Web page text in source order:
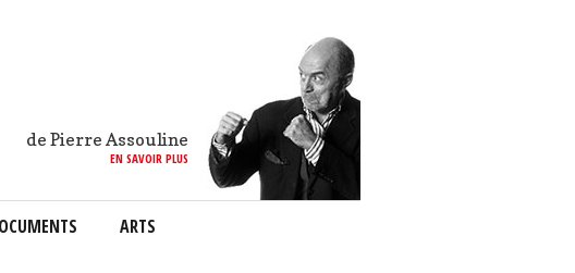
de Pierre Assouline
EN SAVOIR PLUS
ARTS